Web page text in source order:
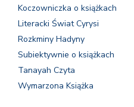
Koczowniczka o książkach
Literacki Świat Cyrysi
Rozkminy Hadyny
Subiektywnie o książkach
Tanayah Czyta
Wymarzona Książka